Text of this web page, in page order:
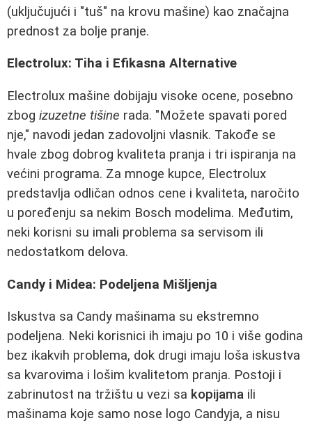
(uključujući i "tuš" na krovu mašine) kao značajna
prednost za bolje pranje.
Electrolux: Tiha i Efikasna Alternative
Electrolux mašine dobijaju visoke ocene, posebno
zbog izuzetne tišine rada. "Možete spavati pored
nje," navodi jedan zadovoljni vlasnik. Takođe se
hvale zbog dobrog kvaliteta pranja i tri ispiranja na
većini programa. Za mnoge kupce, Electrolux
predstavlja odličan odnos cene i kvaliteta, naročito
u poređenju sa nekim Bosch modelima. Međutim,
neki korisni su imali problema sa servisom ili
nedostatkom delova.
Candy i Midea: Podeljena Mišljenja
Iskustva sa Candy mašinama su ekstremno
podeljena. Neki korisnici ih imaju po 10 i više godina
bez ikakvih problema, dok drugi imaju loša iskustva
sa kvarovima i lošim kvalitetom pranja. Postoji i
zabrinutost na tržištu u vezi sa kopijama ili
mašinama koje samo nose logo Candyja, a nisu